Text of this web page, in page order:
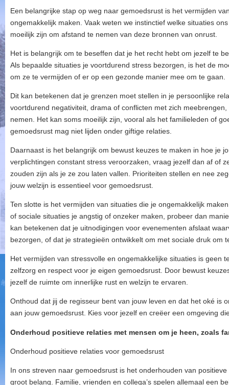
Een belangrijke stap op weg naar gemoedsrust is het vermijden
ongemakkelijk maken. Vaak weten we instinctief welke situaties
moeilijk zijn om afstand te nemen van deze bronnen van onrust.
Het is belangrijk om te beseffen dat je het recht hebt om jezelf te
Als bepaalde situaties je voortdurend stress bezorgen, is het de
om ze te vermijden of er op een gezonde manier mee om te gaan.
Dit kan betekenen dat je grenzen moet stellen in je persoonlijke
voortdurend negativiteit, drama of conflicten met zich
nemen. Het kan soms moeilijk zijn, vooral als het familieleden of
gemoedsrust mag niet lijden onder giftige relaties.
Daarnaast is het belangrijk om bewust keuzes te maken in hoe je
verplichtingen constant stress veroorzaken, vraag jezelf dan af of
zouden zijn als je ze zou laten vallen. Prioriteiten stellen en nee
jouw welzijn is essentieel voor gemoedsrust.
Ten slotte is het vermijden van situaties die je ongemakkelijk
of sociale situaties je angstig of onzeker maken, probeer dan
kan betekenen dat je uitnodigingen voor evenementen afslaat
bezorgen, of dat je strategieën ontwikkelt om met sociale druk om
Het vermijden van stressvolle en ongemakkelijke situaties is geen
zelfzorg en respect voor je eigen gemoedsrust. Door bewust
jezelf de ruimte om innerlijke rust en welzijn te ervaren.
Onthoud dat jij de regisseur bent van jouw leven en dat het oké is
aan jouw gemoedsrust. Kies voor jezelf en creëer een omgeving
Onderhoud positieve relaties met mensen om je heen, zoals
Onderhoud positieve relaties voor gemoedsrust
In ons streven naar gemoedsrust is het onderhouden van
groot belang. Familie, vrienden en collega’s spelen allemaal een